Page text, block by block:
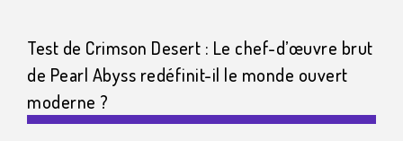
Test de Crimson Desert : Le chef-d’œuvre brut
de Pearl Abyss redéfinit-il le monde ouvert
moderne ?